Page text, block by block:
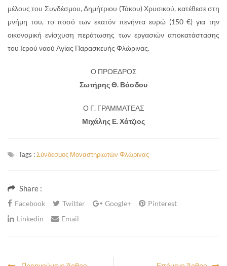
μέλους του Συνδέσμου, Δημήτριου (Τάκου) Χρυσικού, κατέθεσε στη
μνήμη του, το ποσό των εκατόν πενήντα ευρώ (150 €) για την
οικονομική ενίσχυση περάτωσης των εργασιών αποκατάστασης
του Ιερού ναού Αγίας Παρασκευής Φλώρινας.
Ο ΠΡΟΕΔΡΟΣ
Σωτήρης Θ. Βόσδου
Ο Γ. ΓΡΑΜΜΑΤΕΑΣ
Μιχάλης Ε. Χάτζιος
Tags :Σύνδεσμος Μοναστηριωτών Φλώρινας
Share :
Facebook Twitter Google+
Pinterest
Linkedin
Email